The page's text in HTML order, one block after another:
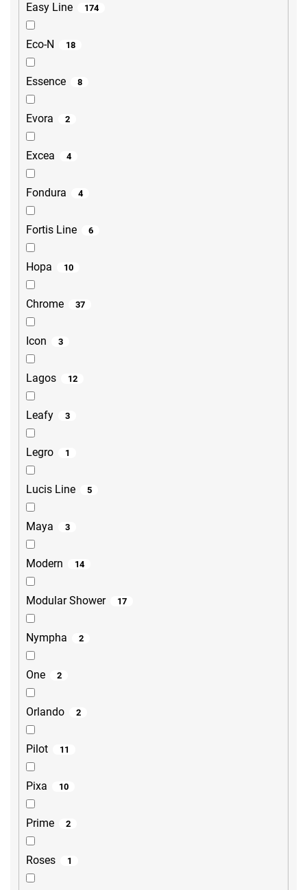
Easy Line 174
Eco-N 18
Essence 8
Evora 2
Excea 4
Fondura 4
Fortis Line 6
Hopa 10
Chrome 37
Icon 3
Lagos 12
Leafy 3
Legro 1
Lucis Line 5
Maya 3
Modern 14
Modular Shower 17
Nympha 2
One 2
Orlando 2
Pilot 11
Pixa 10
Prime 2
Roses 1